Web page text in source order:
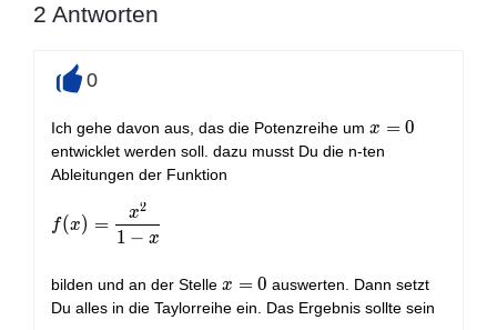
2 Antworten
0
Ich gehe davon aus, das die Potenzreihe um x
=
x = 0
entwicklet werden soll. dazu musst Du die n-ten
Ableitungen der Funktion
f(x) = \frac{x^2}{1-x}
f(x) =
1 − x
x2
bilden und an der Stelle x
=
x = 0 auswerten. Dann setzt
Du alles in die Taylorreihe ein. Das Ergebnis sollte sein